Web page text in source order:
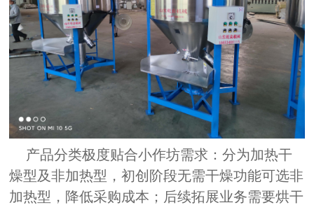
产品分类极度贴合小作坊需求：分为加热干
燥型及非加热型，初创阶段无需干燥功能可选非
加热型，降低采购成本；后续拓展业务需要烘干